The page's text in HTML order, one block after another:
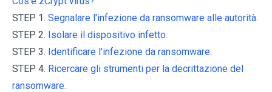
STEP 1. Segnalare l'infezione da ransomware alle autorità.
STEP 2. Isolare il dispositivo infetto.
STEP 3. Identificare l'infezione da ransomware.
STEP 4. Ricercare gli strumenti per la decrittazione del
ransomware.